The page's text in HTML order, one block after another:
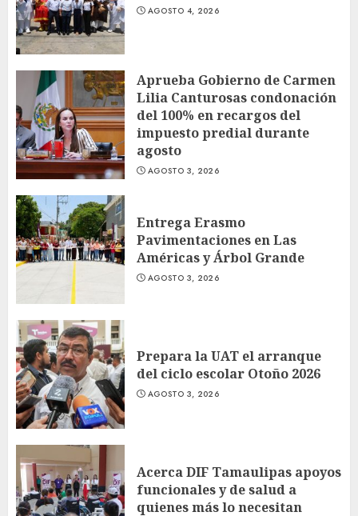
AGOSTO 4, 2026
Aprueba Gobierno de Carmen
Lilia Canturosas condonación
del 100% en recargos del
impuesto predial durante
agosto
AGOSTO 3, 2026
Entrega Erasmo
Pavimentaciones en Las
Américas y Árbol Grande
AGOSTO 3, 2026
Prepara la UAT el arranque
del ciclo escolar Otoño 2026
AGOSTO 3, 2026
Acerca DIF Tamaulipas apoyos
funcionales y de salud a
quienes más lo necesitan